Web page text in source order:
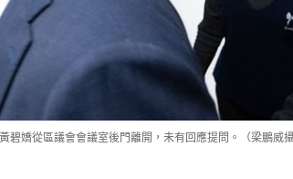
黃碧嬌從區議會會議室後門離開，未有回應提問。（梁鵬威攝